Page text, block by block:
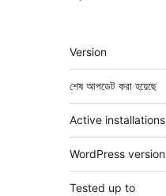
মেটা
Version
শেষ আপডেট করা হয়েছে
Active installations
WordPress version
Tested up to